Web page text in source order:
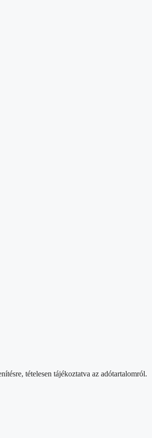
tételesen tájékoztatva az adótartalomról.